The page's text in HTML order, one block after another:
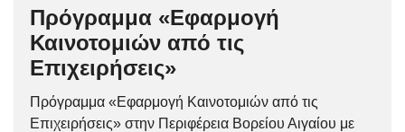
Πρόγραμμα «Εφαρμογή
Καινοτομιών από τις
Επιχειρήσεις»
Πρόγραμμα «Εφαρμογή Καινοτομιών από τις
Επιχειρήσεις» στην Περιφέρεια Βορείου Αιγαίου με